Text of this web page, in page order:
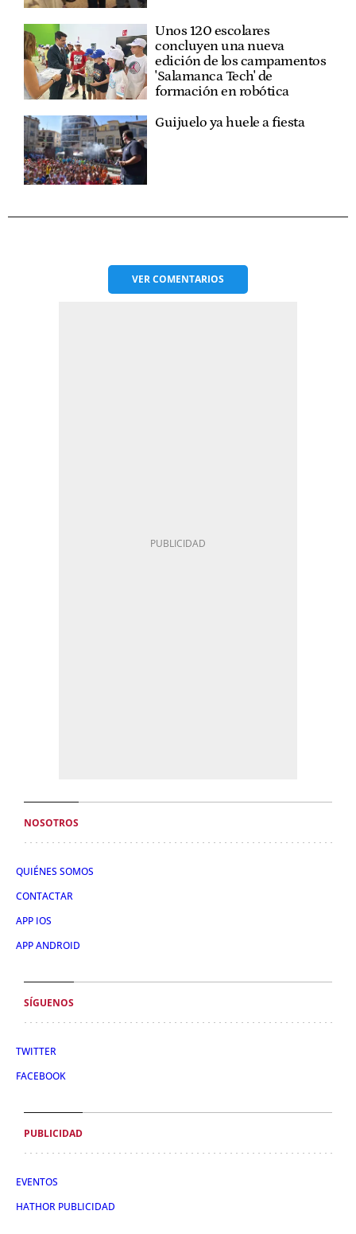
Unos 120 escolares
concluyen una nueva
edición de los campamentos
'Salamanca Tech' de
formación en robótica
Guijuelo ya huele a fiesta
VERCOMENTARIOS
NOSOTROS
QUIÉNES SOMOS
CONTACTAR
APP IOS
APP ANDROID
SÍGUENOS
TWITTER
FACEBOOK
PUBLICIDAD
EVENTOS
HATHOR PUBLICIDAD